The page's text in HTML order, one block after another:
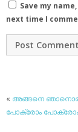
Save my
next time I
« അങ്ങനെ
പോക്രോം